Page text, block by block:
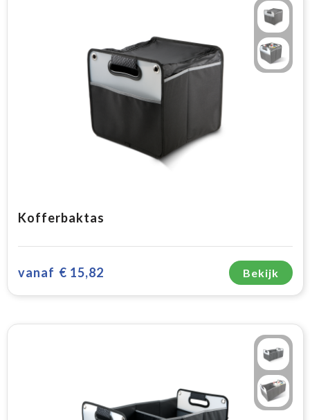
Kofferbaktas
vanaf € 15,82 Bekijk